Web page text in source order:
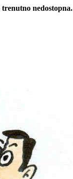
nedostopna.